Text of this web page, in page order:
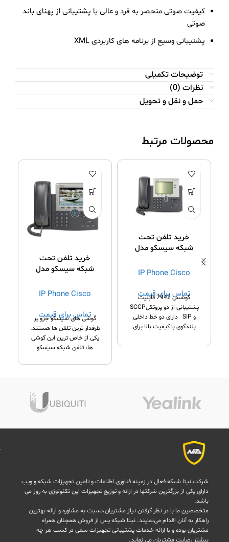
کیفیت صوتی منحصر به فرد و عالی با پشتیبانی از پهنای باند
صوتی
پشتیبانی وسیع از برنامه های کاربردی XML
توضیحات تکمیلی
نظرات (0)
حمل و نقل و تحویل
محصولات مرتبط
خرید تلفن تحت
شبکه سیسکو مدل
IP Phone Cisco
تماس برای قیمت
گوشس 7942 قابلیت
پشتیبانی از دو پروتکلSCCP
و SIP دارای دو خط داخلی
بلندگوی با کیفیت بالا برای
خرید تلفن تحت
شبکه سیسکو مدل
IP Phone Cisco
تماس برای قیمت
گوشی های سیسکو جزو پر
طرفدار ترین تلفن ها هستند.
یکی از خاص ترین این گوشی
ها، تلفن شبکه سیسکو
شرکت نیتا شبکه فعال در زمینه فناوری اطلاعات و تامین تجهیزات شبکه و ویپ
دارای یکی از بزرگترین شرکتها در ارائه و توزیع تجهیزات این تکنولوژی به روز می
باشد.
متخصصین ما با در نظر گرفتن نیاز مشتریان،نسبت به مشاوره و ارائه بهترین
راهکار به آنان اقدام می‌نمایند. نیتا شبکه پس از فروش همچنان همراه
مشتریان بوده و با ارائه خدمات پشتیبانی تجهیزات سعی در کسب هر چه
بیشتر رضایت مشتریان می نماید.